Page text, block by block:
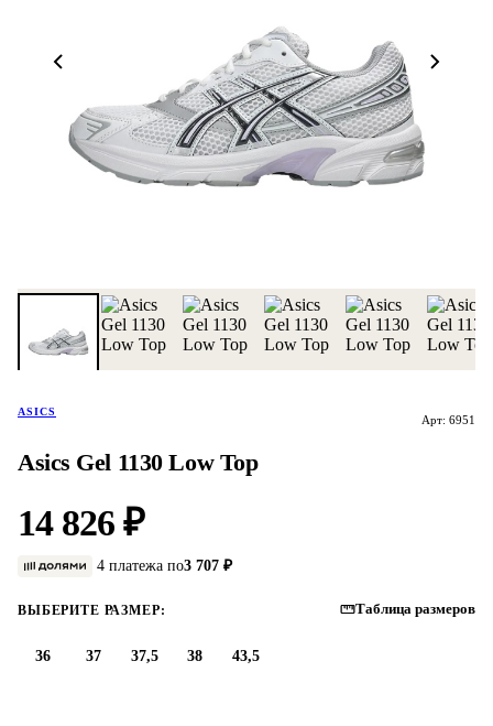
ASICS
Арт: 6951
Asics Gel 1130 Low Top
14 826 ₽
4 платежа по3 707 ₽
ВЫБЕРИТЕ РАЗМЕР: Таблица размеров
36 37 37,5 38 43,5